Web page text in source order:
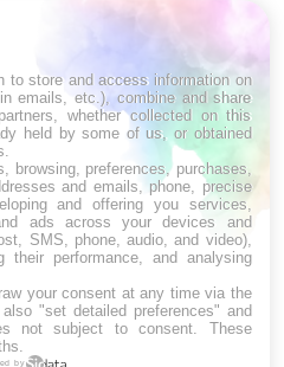
une
orthostatique : quand la
chute au lever
to store and access information on
emails, etc.), combine and share
whether collected on this
held by some of us, or obtained
browsing, preferences, purchases,
and emails, phone, precise
and offering you services,
ads across your devices and
SMS, phone, audio, and video),
their performance, and analysing
your consent at any time via the
also "set detailed preferences" and
not subject to consent. These
by